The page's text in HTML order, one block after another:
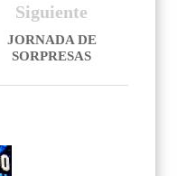
Siguiente
JORNADA DE
SORPRESAS